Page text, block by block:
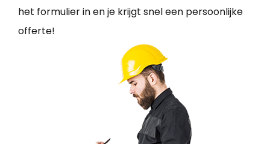
het formulier in en je krijgt snel een persoonlijke
offerte!